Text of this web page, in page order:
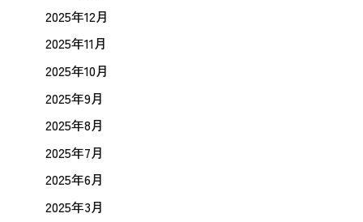
2025年12月
2025年11月
2025年10月
2025年9月
2025年8月
2025年7月
2025年6月
2025年3月